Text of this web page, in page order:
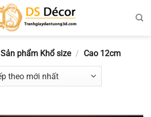
Sản phẩm Khổ size / Cao 12cm